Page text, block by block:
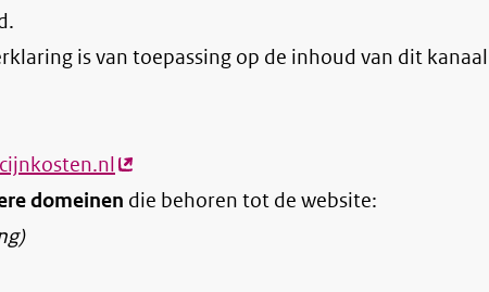
.
is van toepassing op de inhoud van dit kanaal
(externe
link)
domeinen die behoren tot de website: